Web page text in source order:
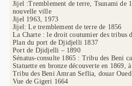
Jijel :Tremblement de terre, Tsunami de
nouvelle ville
Jijel 1963, 1973
Jijel: Le tremblement de terre de 1856
La Charte : le droit coutumier des tribus
Plan du port de Djidjelli 1837
Port de Djidjelli – 1890
Sénatus-consulte 1865 : Tribu des Beni
Statuette en bronze découverte en 1869,
Tribu des Beni Amran Seflia, douar
Vue de Gigeri 1664